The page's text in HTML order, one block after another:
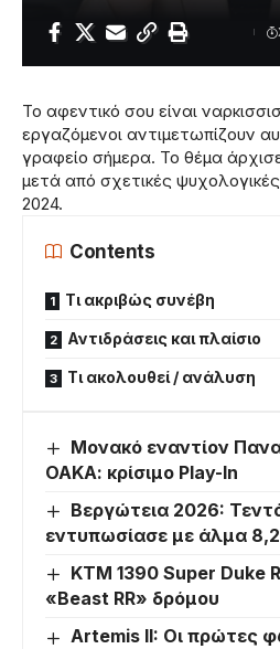
Το αφεντικό σου είναι
εργαζόμενοι αντιμετωπίζουν
γραφείο σήμερα. Το θέμα
μετά από σχετικές
2024.
Contents
Τι ακριβώς συνέβη
Αντιδράσεις και πλαίσιο
Τι ακολουθεί / ανάλυση
Μονακό εναντίον
ΟΑΚΑ: κρίσιμο Play-In
Βεργώτεια 2026:
εντυπωσίασε με άλμα
KTM 1390 Super Duke
«Beast RR» δρόμου
Artemis II: Οι πρώτες